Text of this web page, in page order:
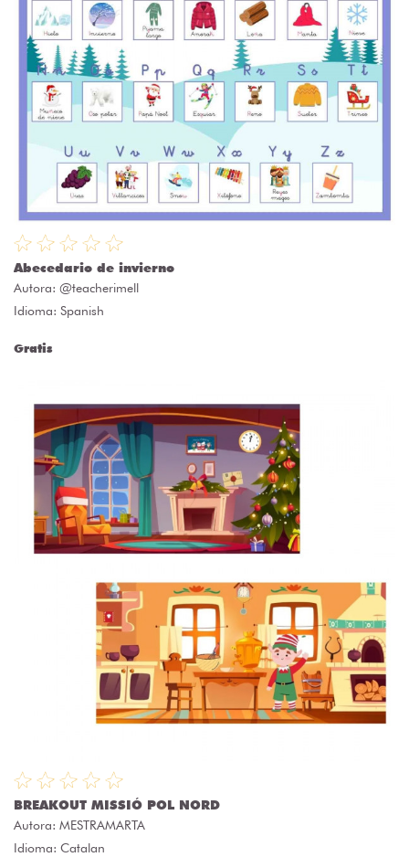
Abecedario de invierno
Autora: @teacherimell
Idioma: Spanish
Gratis
BREAKOUT MISSIÓ POL NORD
Autora: MESTRAMARTA
Idioma: Catalan